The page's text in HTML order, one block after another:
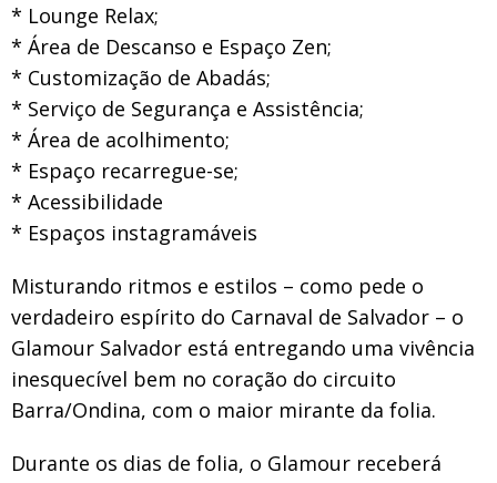
* Lounge Relax;
* Área de Descanso e Espaço Zen;
* Customização de Abadás;
* Serviço de Segurança e Assistência;
* Área de acolhimento;
* Espaço recarregue-se;
* Acessibilidade
* Espaços instagramáveis
Misturando ritmos e estilos – como pede o
verdadeiro espírito do Carnaval de Salvador – o
Glamour Salvador está entregando uma vivência
inesquecível bem no coração do circuito
Barra/Ondina, com o maior mirante da folia.
Durante os dias de folia, o Glamour receberá